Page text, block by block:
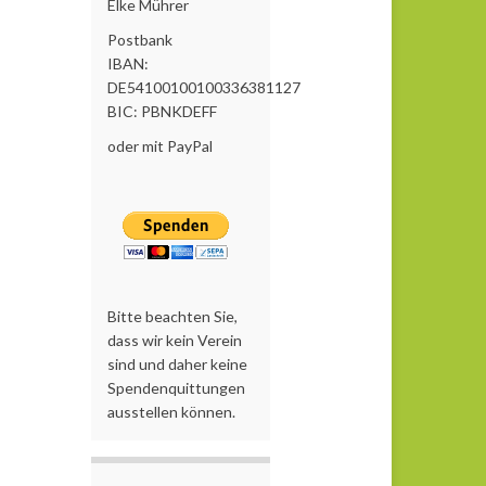
Elke Mührer
Postbank
IBAN:
DE54100100100336381127
BIC: PBNKDEFF
oder mit PayPal
Bitte beachten Sie,
dass wir kein Verein
sind und daher keine
Spendenquittungen
ausstellen können.